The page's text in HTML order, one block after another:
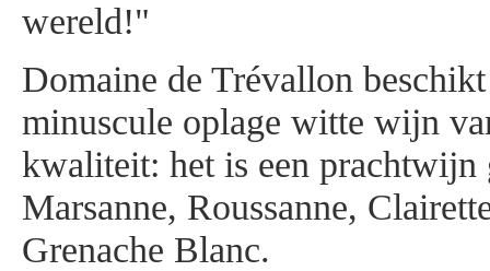
wereld!"
Domaine de Trévallon
minuscule oplage witte wijn
kwaliteit: het is een prachtwijn
Marsanne, Roussanne,
Grenache Blanc.